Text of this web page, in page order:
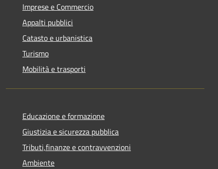
Imprese e Commercio
Appalti pubblici
Catasto e urbanistica
Turismo
Mobilità e trasporti
Educazione e formazione
Giustizia e sicurezza pubblica
Tributi,finanze e contravvenzioni
Ambiente